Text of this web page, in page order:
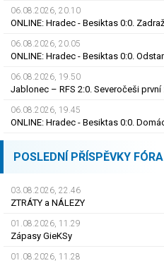
06.08.2026, 20.10
06.08.2026, 20.05
06.08.2026, 19.50
06.08.2026, 19.45
POSLEDNÍ PŘÍSPĚVKY FÓRA
03.08.2026, 22.46
ZTRÁTY a NÁLEZY
01.08.2026, 11.29
Zápasy GieKSy
01.08.2026, 11.28